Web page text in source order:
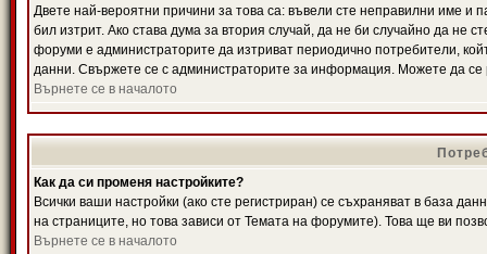
Двете най-вероятни причини за това са: въвели сте неправилни име и
бил изтрит. Ако става дума за втория случай, да не би случайно да
форуми е администраторите да изтриват периодично потребители,
данни. Свържете се с администраторите за информация. Можете да се
Върнете се в началото
Как да си променя настройките?
Всички ваши настройки (ако сте регистриран) се съхраняват в база
на страниците, но това зависи от Темата на форумите). Това ще ви
Върнете се в началото